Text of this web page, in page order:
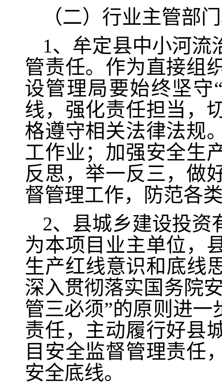
（二）行业主管部
1、牟定县中小河流
管责任。作为直接组
设管理局要始终坚守
线，强化责任担当，
格遵守相关法律法规
工作业；加强安全生
反思，举一反三，做
督管理工作，防范各
2、县城乡建设投资
为本项目业主单位，
生产红线意识和底线
深入贯彻落实国务院
管三必须”的原则进
责任，主动履行好县
目安全监督管理责任
安全底线。